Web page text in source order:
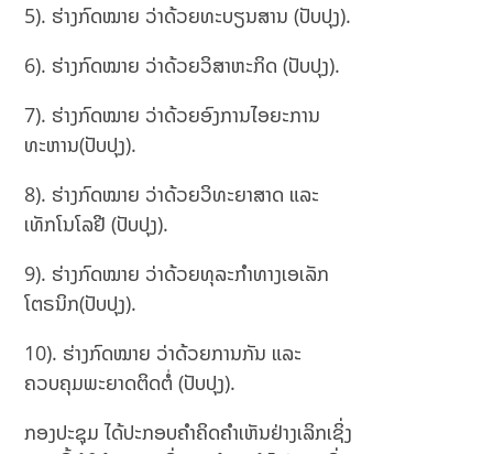
5). ຮ່າງກົດໝາຍ ວ່າດ້ວຍທະບຽນສານ (ປັບປຸງ).
6). ຮ່າງກົດໝາຍ ວ່າດ້ວຍວິສາຫະກິດ (ປັບປຸງ).
7). ຮ່າງກົດໝາຍ ວ່າດ້ວຍອົງການໄອຍະການ
ທະຫານ(ປັບປຸງ).
8). ຮ່າງກົດໝາຍ ວ່າດ້ວຍວິທະຍາສາດ ແລະ
ເທັກໂນໂລຢີ (ປັບປຸງ).
9). ຮ່າງກົດໝາຍ ວ່າດ້ວຍທຸລະກຳທາງເອເລັກ
ໂຕຣນິກ(ປັບປຸງ).
10). ຮ່າງກົດໝາຍ ວ່າດ້ວຍການກັນ ແລະ
ຄວບຄຸມພະຍາດຕິດຕໍ່ (ປັບປຸງ).
ກອງປະຊຸມ ໄດ້ປະກອບຄໍາຄິດຄໍາເຫັນຢ່າງເລິກເຊິ່ງ